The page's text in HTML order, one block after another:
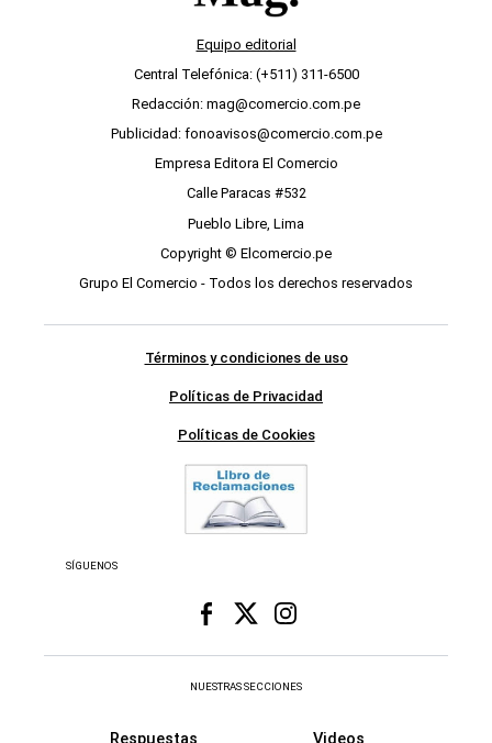
Equipo editorial
Central Telefónica: (+511) 311-6500
Redacción: mag@comercio.com.pe
Publicidad: fonoavisos@comercio.com.pe
Empresa Editora El Comercio
Calle Paracas #532
Pueblo Libre, Lima
Copyright © Elcomercio.pe
Grupo El Comercio - Todos los derechos reservados
Términos y condiciones de uso
Políticas de Privacidad
Políticas de Cookies
SÍGUENOS
NUESTRAS SECCIONES
Respuestas Videos